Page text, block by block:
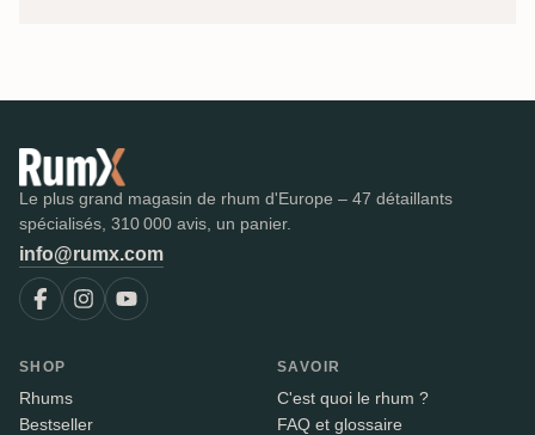
Le plus grand magasin de rhum d'Europe – 47 détaillants
spécialisés, 310 000 avis, un panier.
info@rumx.com
SHOP
Rhums
Bestseller
SAVOIR
C'est quoi le rhum ?
FAQ et glossaire